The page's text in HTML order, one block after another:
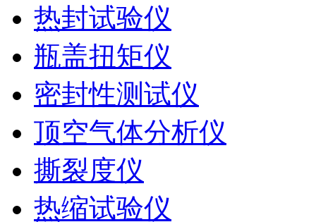
热封试验仪
瓶盖扭矩仪
密封性测试仪
顶空气体分析仪
撕裂度仪
热缩试验仪